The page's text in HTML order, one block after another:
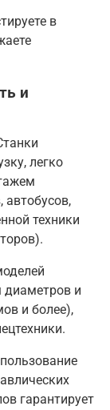
в
и
легко
техники
и
и более),
гарантирует